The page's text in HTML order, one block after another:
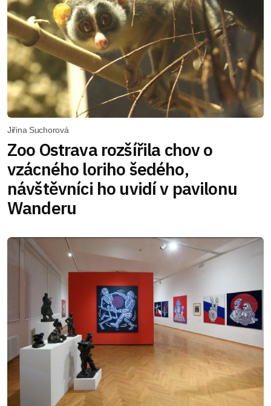
Jiřina Suchorová
Zoo Ostrava rozšířila chov o
vzácného loriho šedého,
návštěvníci ho uvidí v pavilonu
Wanderu